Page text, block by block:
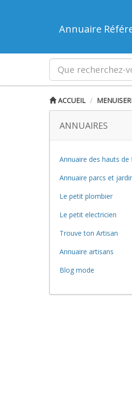
Annuaire
ACCUEIL
ANNUAIRES
Annuaire des hauts de
Annuaire parcs et
Le petit plombier
Le petit electricien
Trouve ton Artisan
Annuaire artisans
Blog mode